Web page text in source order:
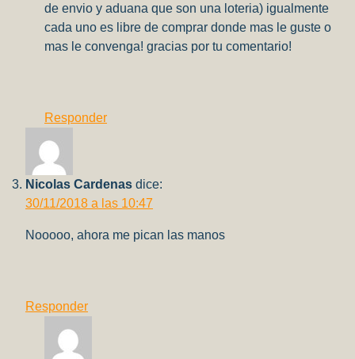
de envio y aduana que son una loteria) igualmente
cada uno es libre de comprar donde mas le guste o
mas le convenga! gracias por tu comentario!
Responder
Nicolas Cardenas dice:
30/11/2018 a las 10:47
Nooooo, ahora me pican las manos
Responder